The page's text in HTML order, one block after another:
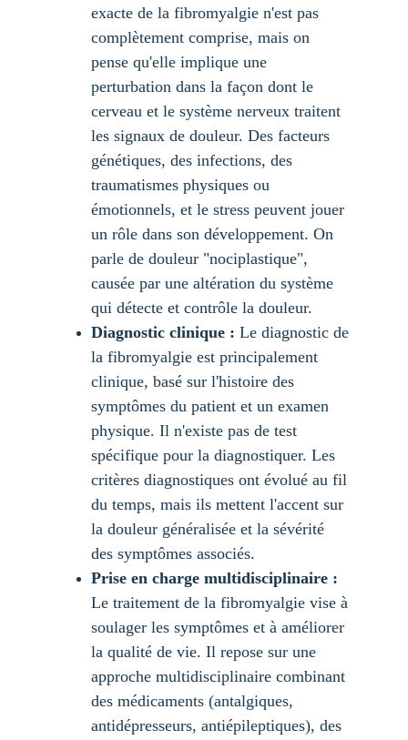
exacte de la fibromyalgie n'est pas
complètement comprise, mais on
pense qu'elle implique une
perturbation dans la façon dont le
cerveau et le système nerveux traitent
les signaux de douleur. Des facteurs
génétiques, des infections, des
traumatismes physiques ou
émotionnels, et le stress peuvent jouer
un rôle dans son développement. On
parle de douleur "nociplastique",
causée par une altération du système
qui détecte et contrôle la douleur.
Diagnostic clinique : Le diagnostic de
la fibromyalgie est principalement
clinique, basé sur l'histoire des
symptômes du patient et un examen
physique. Il n'existe pas de test
spécifique pour la diagnostiquer. Les
critères diagnostiques ont évolué au fil
du temps, mais ils mettent l'accent sur
la douleur généralisée et la sévérité
des symptômes associés.
Prise en charge multidisciplinaire :
Le traitement de la fibromyalgie vise à
soulager les symptômes et à améliorer
la qualité de vie. Il repose sur une
approche multidisciplinaire combinant
des médicaments (antalgiques,
antidépresseurs, antiépileptiques), des